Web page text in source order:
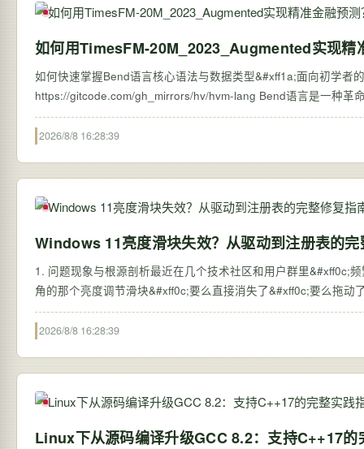
如何用TimesFM-20M_2023_Augmented实现精
如何快速掌握Bend语言核心语法与数据类型&#xff1a;面向初学者的完
https://gitcode.com/gh_mirrors/hv/hvm-lang Bend语言是一种革命性的高级并行编程语言&#xff0c;它结合了Python的简洁语法和CUDA的并行扩展
能力&…
2026/8/8 16:28:39
Windows 11亮度滑块失效？从驱动到注册表的完
1. 问题现象与根源剖析最近在几个技术社区和用户群里&#xff0c;
角的那个亮度调节滑块&#xff0c;要么直接消失了&#xff0c;要么拖
2026/8/8 16:28:39
Linux下从源码编译升级GCC 8.2：支持C++17的